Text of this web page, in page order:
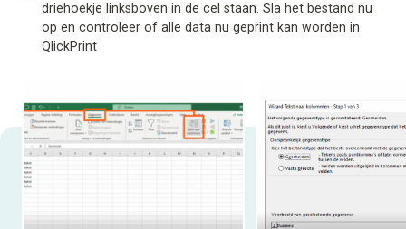
driehoekje linksboven in de cel staan. Sla het bestand nu
op en controleer of alle data nu geprint kan worden in
QlickPrint